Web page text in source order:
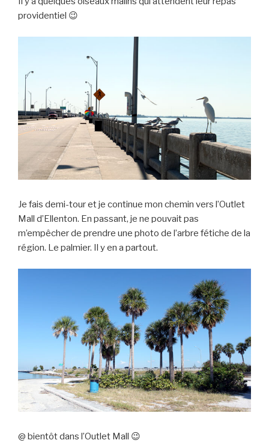
providentiel 😉
Je fais demi-tour et je continue mon chemin vers l’Outlet
Mall d’Ellenton. En passant, je ne pouvait pas
m’empêcher de prendre une photo de l’arbre fétiche de la
région. Le palmier. Il y en a partout.
@ bientôt dans l’Outlet Mall 😉